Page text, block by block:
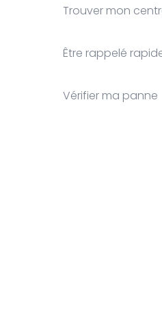
Trouver mon
Être rappelé
Vérifier ma panne